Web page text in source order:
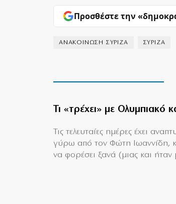
Προσθέστε την
ΑΝΑΚΟΙΝΩΣΗ ΣΥΡΙΖΑ ΣΥΡΙΖΑ
Τι «τρέχει» με Ολυμπιακό
Τις τελευταίες ημέρες έχει
γύρω από τον Φώτη Ιωαννίδη,
να φορέσει ξανά (μιας και ήταν